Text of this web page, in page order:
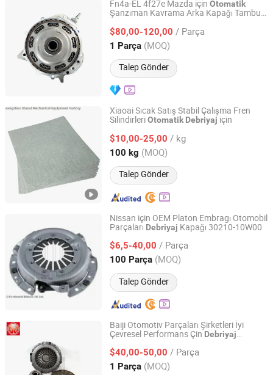
Kamyon Traktör Araç
Otomatik Disk Basınç
Plakası Debriyaj nedir?
Sistemleri Ağır Kamyon
Montajı Yedek Pazar için
nedir?
Sahip, Toyota,
Fn4a-EL 4f27e Mazda için Otomatik
Şanzıman Kavrama Arka Kapağı Tambur
$80,00-120,00 / Parça
1 Parça (MOQ)
Talep Gönder
Hangzhou Braider Auto Parts Co., Ltd.
Zhejiang, China Fiyat 2026
Xiaoai Sıcak Satış Stabil Çalışma Fren
SilindirleriOtomatik Debriyaj için
$10,00-25,00 / kg
100 kg (MOQ)
Talep Gönder
Hangzhou Xiaoai Mechanical Equipment Factory
Zhejiang, China Fiyat 2022
Nissan için OEM Platon Embragı Otomobil
Parçaları Debriyaj Kapağı 30210-10W00
$6,5-40,00 / Parça
100 Parça (MOQ)
Talep Gönder
Guangzhou Glory Auto Parts Co., Ltd.
Guangdong, China Fiyat 2021
Baiji Otomotiv Parçaları Şirketleri İyi
Çevresel Performans Çin Debriyaj
$40,00-50,00 / Parça
1 Parça (MOQ)
Hebei Baiji Auto Parts Co., Ltd.
Hebei, China Fiyat 2023